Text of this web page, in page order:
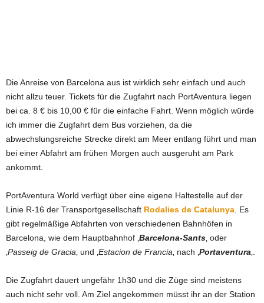
Die Anreise von Barcelona aus ist wirklich sehr einfach und auch
nicht allzu teuer. Tickets für die Zugfahrt nach PortAventura liegen
bei ca. 8 € bis 10,00 € für die einfache Fahrt. Wenn möglich würde
ich immer die Zugfahrt dem Bus vorziehen, da die
abwechslungsreiche Strecke direkt am Meer entlang führt und man
bei einer Abfahrt am frühen Morgen auch ausgeruht am Park
ankommt.
PortAventura World verfügt über eine eigene Haltestelle auf der
Linie R-16 der Transportgesellschaft Rodalies de Catalunya Es
gibt regelmäßige Abfahrten von verschiedenen Bahnhöfen in
Barcelona, wie dem Hauptbahnhof ‚ Barcelona-Sants ‚ oder
Passeig de Gracia ‚ und ‚ Estacion de Francia ‚ nach ‚ Portaventura
Die Zugfahrt dauert ungefähr 1h30 und die Züge sind meistens
auch nicht sehr voll. Am Ziel angekommen müsst ihr an der Station